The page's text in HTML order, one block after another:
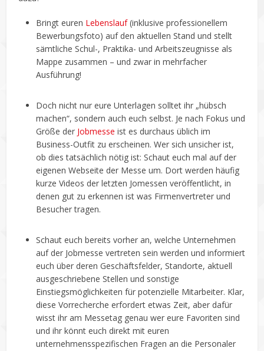
Bringt euren Lebenslauf(inklusive professionellem
Bewerbungsfoto) auf den aktuellen Stand und stellt
sämtliche Schul-, Praktika- und Arbeitszeugnisse als
Mappe zusammen – und zwar in mehrfacher
Ausführung!
Doch nicht nur eure Unterlagen solltet ihr „hübsch
machen“, sondern auch euch selbst. Je nach Fokus und
Größe der Jobmesse ist es durchaus üblich im
Business-Outfit zu erscheinen. Wer sich unsicher ist,
ob dies tatsächlich nötig ist: Schaut euch mal auf der
eigenen Webseite der Messe um. Dort werden häufig
kurze Videos der letzten Jomessen veröffentlicht, in
denen gut zu erkennen ist was Firmenvertreter und
Besucher tragen.
Schaut euch bereits vorher an, welche Unternehmen
auf der Jobmesse vertreten sein werden und informiert
euch über deren Geschäftsfelder, Standorte, aktuell
ausgeschriebene Stellen und sonstige
Einstiegsmöglichkeiten für potenzielle Mitarbeiter. Klar,
diese Vorrecherche erfordert etwas Zeit, aber dafür
wisst ihr am Messetag genau wer eure Favoriten sind
und ihr könnt euch direkt mit euren
unternehmensspezifischen Fragen an die Personaler